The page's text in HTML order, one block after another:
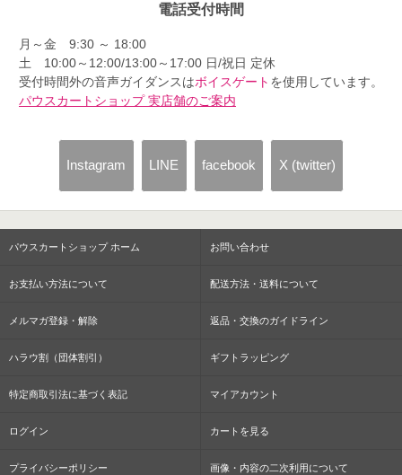
電話受付時間
月～金 9:30 ～ 18:00
土 10:00～12:00/13:00～17:00 日/祝日 定休
受付時間外の音声ガイダンスはボイスゲート を使用しています。
パウスカートショップ 実店舗のご案内
Instagram LINE facebook X (twitter)
パウスカートショップ ホーム お問い合わせ
お支払い方法について 配送方法・送料について
メルマガ登録・解除 返品・交換のガイドライン
ハラウ割（団体割引） ギフトラッピング
特定商取引法に基づく表記 マイアカウント
ログイン カートを見る
プライバシーポリシー 画像・内容の二次利用について